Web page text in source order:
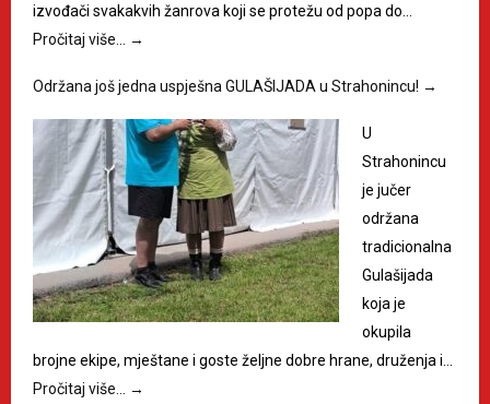
izvođači svakakvih žanrova koji se protežu od popa do…
Pročitaj više…
→
Održana još jedna uspješna GULAŠIJADA u Strahonincu! →
U
Strahonincu
je jučer
održana
tradicionalna
Gulašijada
koja je
okupila
brojne ekipe, mještane i goste željne dobre hrane, druženja i…
Pročitaj više…
→